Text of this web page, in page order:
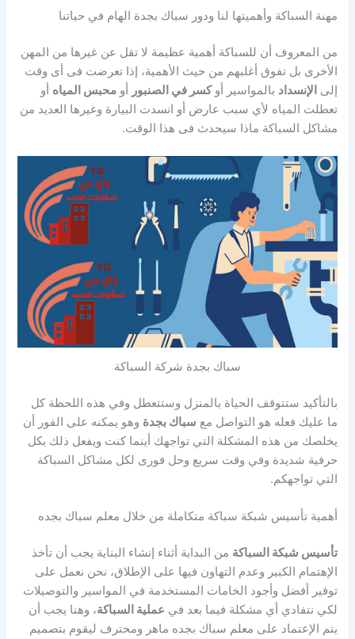
مهنة السباكة وأهميتها لنا ودور سباك بجدة الهام في حياتنا
من المعروف أن للسباكة أهمية عظيمة لا تقل عن غيرها من المهن
الأخرى بل تفوق أغلبهم من حيث الأهمية، إذا تعرضت فى أى وقت
إلى الإنسداد بالمواسير أوكسر في الصنبور أومحبس المياه أو
تعطلت المياه لأي سبب عارض أو انسدت البيارة وغيرها العديد من
مشاكل السباكة ماذا سيحدث فى هذا الوقت.
سباك بجدة شركة السباكة
بالتأكيد ستتوقف الحياة بالمنزل وستتعطل وفي هذه اللحظة كل
ما عليك فعله هو التواصل مع سباك بجدة وهو يمكنه على الفور أن
يخلصك من هذه المشكلة التي تواجهك أينما كنت ويفعل ذلك بكل
حرفية شديدة وفي وقت سريع وحل فورى لكل مشاكل السباكة
التي تواجهكم.
أهمية تأسيس شبكة سباكة متكاملة من خلال معلم سباك بجده
تأسيس شبكة السباكة من البداية أثناء إنشاء البناية يجب أن تأخذ
الإهتمام الكبير وعدم التهاون فيها على الإطلاق، نحن نعمل على
توفير أفضل وأجود الخامات المستخدمة في المواسير والتوصيلات
لكي نتفادي أي مشكلة فيما بعد في عملية السباكة، وهنا يجب أن
يتم الإعتماد على معلم سباك بجده ماهر ومحترف ليقوم بتصميم